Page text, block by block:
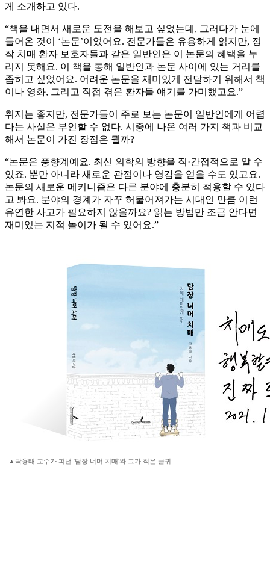
게 소개하고 있다.
“책을 내면서 새로운 도전을 해보고 싶었는데, 그러다가 눈에
들어온 것이 ‘논문’이었어요. 전문가들은 유용하게 읽지만, 정
작 치매 환자 보호자들과 같은 일반인은 이 논문의 혜택을 누
리지 못해요. 이 책을 통해 일반인과 논문 사이에 있는 거리를
좁히고 싶었어요. 어려운 논문을 재미있게 전달하기 위해서 책
이나 영화, 그리고 직접 겪은 환자들 얘기를 가미했고요.”
취지는 좋지만, 전문가들이 주로 보는 논문이 일반인에게 어렵
다는 사실은 부인할 수 없다. 시중에 나온 여러 가지 책과 비교
해서 논문이 가진 장점은 뭘까?
“논문은 풍향계예요. 최신 의학의 방향을 직·간접적으로 알 수
있죠. 뿐만 아니라 새로운 관점이나 영감을 얻을 수도 있고요.
논문의 새로운 메커니즘은 다른 분야에 충분히 적용할 수 있다
고 봐요. 분야의 경계가 자꾸 허물어져가는 시대인 만큼 이런
유연한 사고가 필요하지 않을까요? 읽는 방법만 조금 안다면
재미있는 지적 놀이가 될 수 있어요.”
▲곽용태 교수가 펴낸 '담장 너머 치매'와 그가 적은 글귀